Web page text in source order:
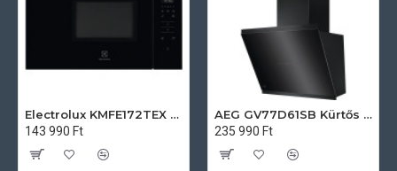
Electrolux KMFE172TEX Felsőszekrénybe építhető mikrohullámú sütő
143 990 Ft
AEG GV77D61SB Kürtős páraelszívó
235 990 Ft